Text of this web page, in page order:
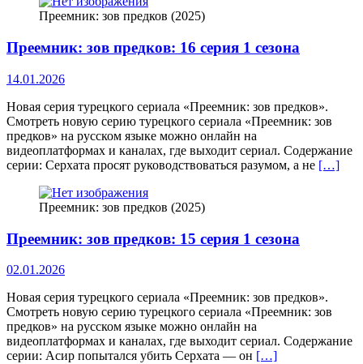
Преемник: зов предков (2025)
Преемник: зов предков: 16 серия 1 сезона
14.01.2026
Новая серия турецкого сериала «Преемник: зов предков».
Смотреть новую серию турецкого сериала «Преемник: зов
предков» на русском языке можно онлайн на
видеоплатформах и каналах, где выходит сериал. Содержание
серии: Серхата просят руководствоваться разумом, а не […]
Преемник: зов предков (2025)
Преемник: зов предков: 15 серия 1 сезона
02.01.2026
Новая серия турецкого сериала «Преемник: зов предков».
Смотреть новую серию турецкого сериала «Преемник: зов
предков» на русском языке можно онлайн на
видеоплатформах и каналах, где выходит сериал. Содержание
серии: Асир попытался убить Серхата — он […]